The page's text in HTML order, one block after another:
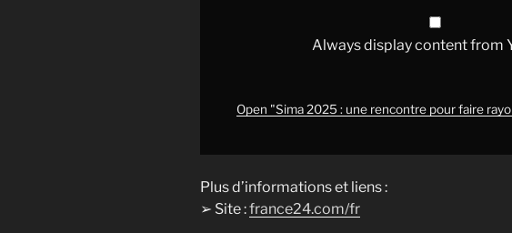
africaine
FRANCE
from
YouTube
Always display content from
Open "Sima 2025 : une rencontre pour faire
Plus d’informations et liens :
➢ Site :france24.com/fr